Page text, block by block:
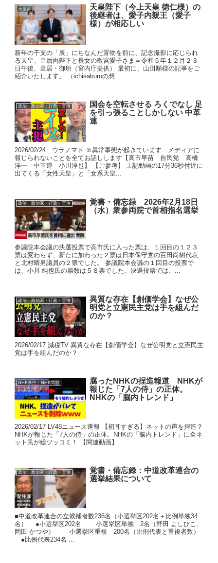
天皇家
天皇陛下（今上天皇 徳仁様）の
後継者は、愛子内親王（愛子
様）が相応しい
新年の干支の「辰」にちなんだ置物を前に、記念撮影に応じられ
る天皇、皇后両陛下と長女の敬宮愛子さま＝令和５年１２月２３
日午後、皇居・御所（宮内庁提供） 最初に、山田順様の記事をご
紹介いたします。 （ichisaburoの想...
政治・政治家・行政・官僚
国会を空転させる ろくでなし 足
を引っ張ることしかしない 中革
連
2026/02/24 ウラノマド ※異常事態が起きています…メディアに
報じられないことを全てお話しします【高市早苗 自民党 高橋
洋一 中革連 小川淳也】 【ご参考】 上記動画の17分36秒付近に
出てくる「女性天皇」と「女系天皇...
政治・政治家・行政・官僚
覚書・備忘録 2026年2月18日
（水）衆参両院で首相指名選挙
参議院本会議の決選投票で高市氏に入った票は、１回目の１２３
票は変わらず、新たに加わった２票は日本保守党の百田尚樹代表
と北村晴男議員の２票でした。 参議院本会議の１回目の投票で
は、小川 純也氏の票数は５８票でした。決選投票では、...
政治・政治家・行政・官僚
異質な存在【創価学会】なぜ公
明党と立憲民主党は手を組んだ
のか？
2026/02/17 減税TV 異質な存在【創価学会】なぜ公明党と立憲民主
党は手を組んだのか？
NHK事件・NHK問題
腐ったNHKの捏造報道 NHKが
報じた「7人の侍」の正体。
NHKの「脳内トレンド」
2026/02/17 LV48ニュース速報 【初耳すぎる】ネットの声を捏造？
NHKが報じた「7人の侍」の正体。NHKの「脳内トレンド」に全ネ
ット民が総ツッコミ！ 【関連動画】
政治・政治家・行政・官僚
覚書・備忘録：中道改革連合の
選挙結果について
■中道改革連合の立候補者数236名（小選挙区202名＋比例単独34
名） ●小選挙区202名 小選挙区単独 2名（野田 よしひこ、
岡田 かつや） 小選挙区重複 200名（比例代表と重複者数）
●比例代表234名 ...